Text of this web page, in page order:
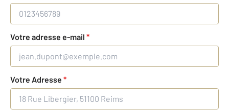
Votre adresse e-mail *
Votre Adresse *